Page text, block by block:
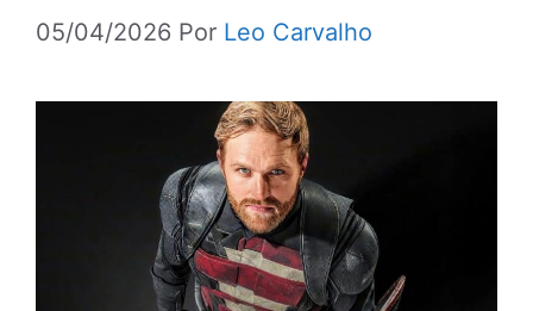
05/04/2026 Por Leo Carvalho